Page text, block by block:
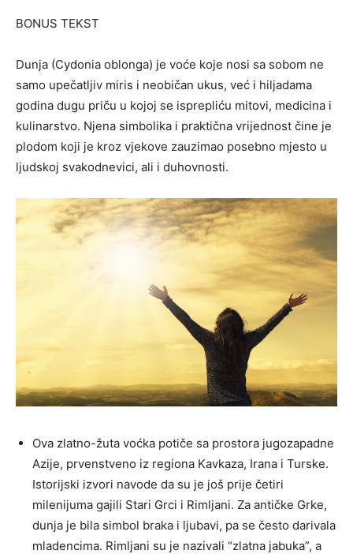
BONUS TEKST
Dunja (Cydonia oblonga) je voće koje nosi sa sobom ne
samo upečatljiv miris i neobičan ukus, već i hiljadama
godina dugu priču u kojoj se isprepliću mitovi, medicina i
kulinarstvo. Njena simbolika i praktična vrijednost čine je
plodom koji je kroz vjekove zauzimao posebno mjesto u
ljudskoj svakodnevici, ali i duhovnosti.
Ova zlatno-žuta voćka potiče sa prostora jugozapadne
Azije, prvenstveno iz regiona Kavkaza, Irana i Turske.
Istorijski izvori navode da su je još prije četiri
milenijuma gajili Stari Grci i Rimljani. Za antičke Grke,
dunja je bila simbol braka i ljubavi, pa se često darivala
mladencima. Rimljani su je nazivali “zlatna jabuka”, a